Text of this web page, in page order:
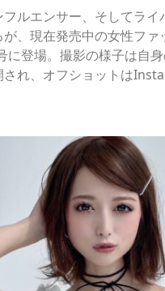
ルエンサー、そしてライ
、現在発売中の女性ファ
に登場。撮影の様子は自
され、オフショットは